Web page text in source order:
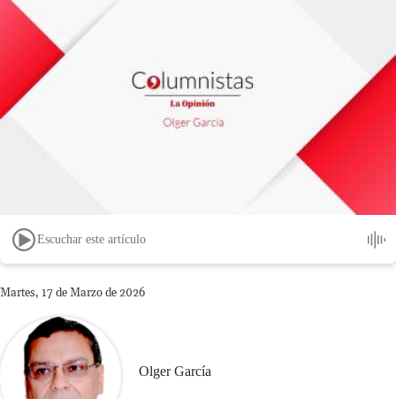
Escuchar este artículo
Martes, 17 de Marzo de 2026
Olger García